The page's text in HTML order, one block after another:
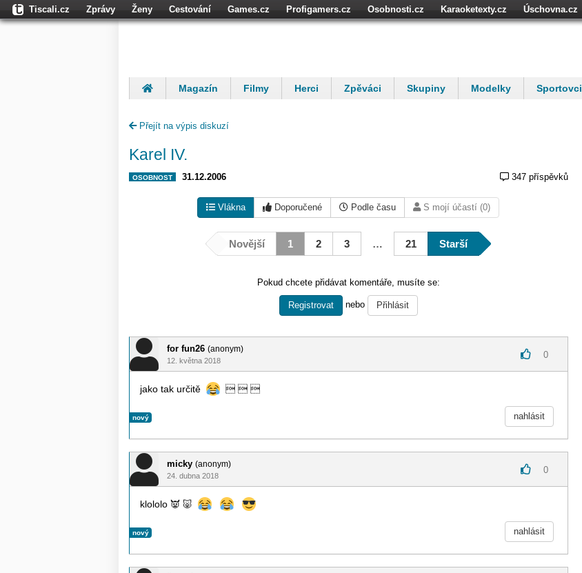
Tiscali.cz Zprávy Ženy Cestování Games.cz Profigamers.cz Osobnosti.cz Karaoketexty.cz Úschovna.cz
Magazín Filmy Herci Zpěváci Skupiny Modelky Sportovci
Přejít na výpis diskuzí
Karel IV.
OSOBNOST 31.12.2006 347 příspěvků
Vlákna Doporučené Podle času S mojí účastí (0)
Novější 1 2 3 … 21 Starší
Pokud chcete přidávat komentáře, musíte se:
Registrovat nebo Přihlásit
for fun26 (anonym)
12. května 2018
0
jako tak určitě   
nový nahlásit
micky (anonym)
24. dubna 2018
0
klololo 👿 🐷
nový nahlásit